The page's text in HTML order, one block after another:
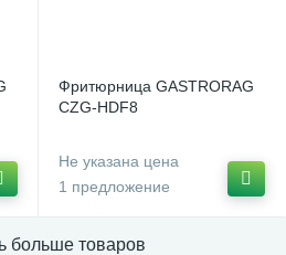
Фритюрница GASTRORAG
CZG-HDF8
Не указана цена
1 предложение
больше товаров